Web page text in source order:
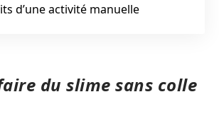
d’une activité manuelle
du slime sans colle